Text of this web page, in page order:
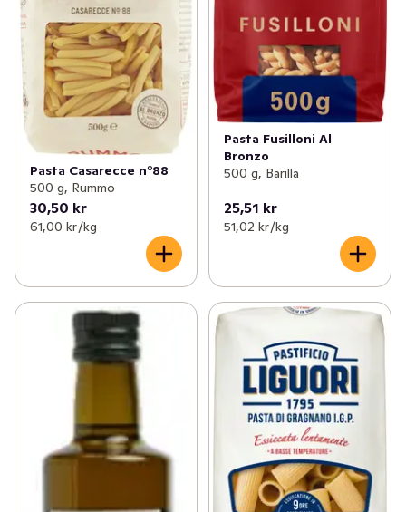
Pasta Casarecce n°88
500 g, Rummo
30,50 kr
61,00 kr /kg
Pasta Fusilloni Al
Bronzo
500 g, Barilla
25,51 kr
51,02 kr /kg